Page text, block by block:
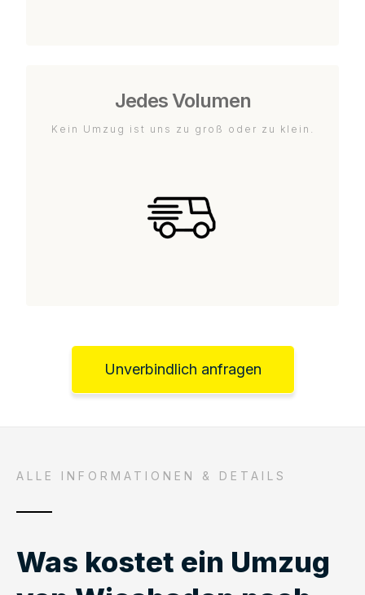
Jedes Volumen
Kein Umzug ist uns zu groß oder zu klein.
Unverbindlich anfragen
ALLE INFORMATIONEN & DETAILS
Was kostet ein Umzug